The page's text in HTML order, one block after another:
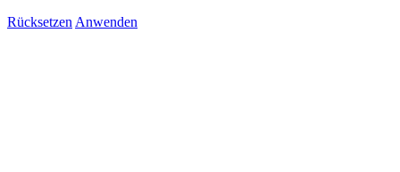
Rücksetzen Anwenden